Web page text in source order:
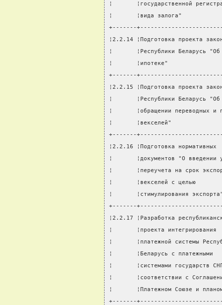
¦       ¦государственной
¦       ¦вида залога"
+-------
¦2.2.14 ¦Подготовка проекта
¦       ¦Республики
¦       ¦ипотеке"
+-------
¦2.2.15 ¦Подготовка проекта
¦       ¦Республики
¦       ¦обращении
¦       ¦векселей"
+-------
¦2.2.16 ¦Подготовка
¦       ¦документов "О
¦       ¦переучета на срок
¦       ¦векселей с
¦       ¦стимулирования
+-------
¦2.2.17 ¦Разработка
¦       ¦проекта
¦       ¦платежной
¦       ¦Беларусь с
¦       ¦системами
¦       ¦соответствии с
¦       ¦Платежном Союзе
+-------